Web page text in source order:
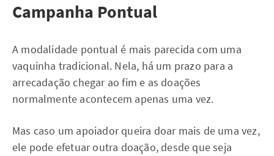
Campanha Pontual
A modalidade pontual é mais parecida com uma
vaquinha tradicional. Nela, há um prazo para a
arrecadação chegar ao fim e as doações
normalmente acontecem apenas uma vez.
Mas caso um apoiador queira doar mais de uma vez,
ele pode efetuar outra doação, desde que seja